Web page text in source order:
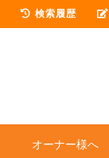
オーナー様へ
検索履歴